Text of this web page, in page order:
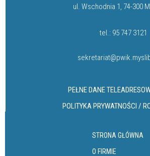
ul. Wschodnia 1, 74-300
tel.: 95 747 3121
PEŁNE DANE
POLITYKA PRYWATNOŚCI /
STRONA GŁÓWNA
O FIRMIE